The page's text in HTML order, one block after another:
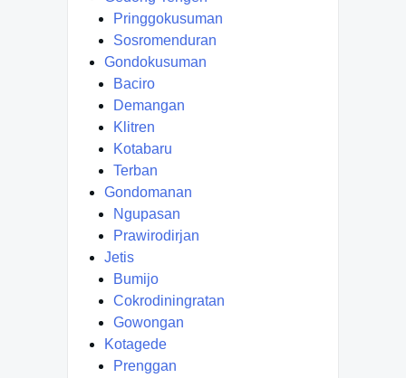
Pringgokusuman
Sosromenduran
Gondokusuman
Baciro
Demangan
Klitren
Kotabaru
Terban
Gondomanan
Ngupasan
Prawirodirjan
Jetis
Bumijo
Cokrodiningratan
Gowongan
Kotagede
Prenggan